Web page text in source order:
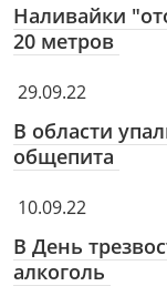
Наливайки
20 метров
29.09.22
В области
общепита
10.09.22
В День
алкоголь